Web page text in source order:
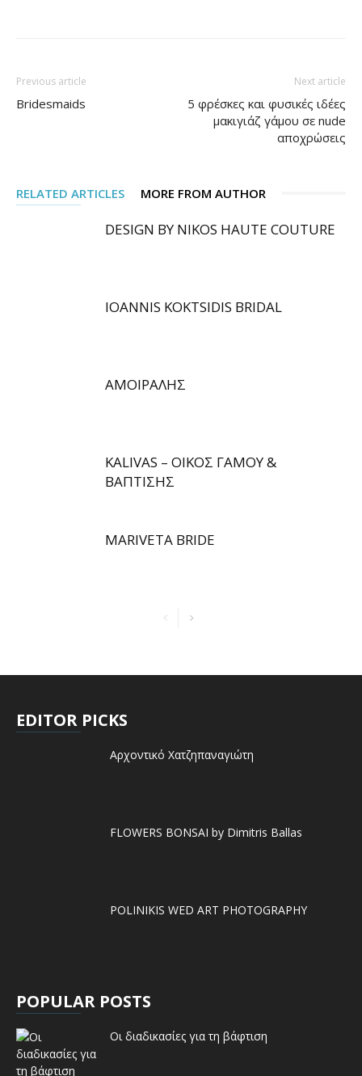
Previous article
Bridesmaids
Next article
5 φρέσκες και φυσικές ιδέες
μακιγιάζ γάμου σε nude
αποχρώσεις
RELATED ARTICLES MORE FROM AUTHOR
DESIGN BY NIKOS HAUTE COUTURE
IOANNIS KOKTSIDIS BRIDAL
ΑΜΟΙΡΑΛΗΣ
KALIVAS – ΟΙΚΟΣ ΓΑΜΟΥ &
ΒΑΠΤΙΣΗΣ
MARIVETA BRIDE
EDITOR PICKS
Αρχοντικό Χατζηπαναγιώτη
FLOWERS BONSAI by Dimitris Ballas
POLINIKIS WED ART PHOTOGRAPHY
POPULAR POSTS
Οι διαδικασίες για τη βάφτιση